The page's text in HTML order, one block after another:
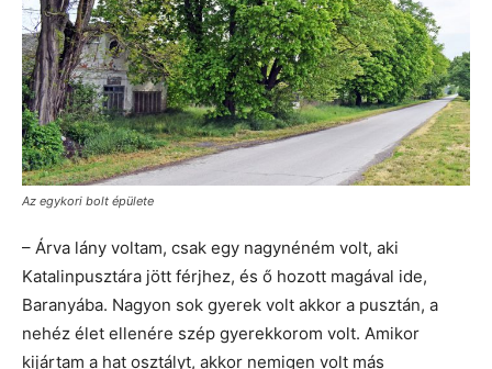
Az egykori bolt épülete
– Árva lány voltam, csak egy nagynéném volt, aki
Katalinpusztára jött férjhez, és ő hozott magával ide,
Baranyába. Nagyon sok gyerek volt akkor a pusztán, a
nehéz élet ellenére szép gyerekkorom volt. Amikor
kijártam a hat osztályt, akkor nemigen volt más